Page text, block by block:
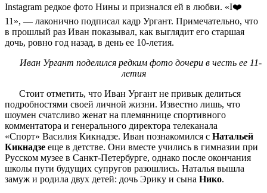
Instagram редкое фото Нины и признался ей в любви. «I❤️
11», — лаконично подписал кадр Ургант. Примечательно, что
в прошлый раз Иван показывал, как выглядит его старшая
дочь, ровно год назад, в день ее 10-летия.
Иван Ургант поделился редким фото дочери в честь ее 11-
летия
Стоит отметить, что Иван Ургант не привык делиться
подробностями своей личной жизни. Известно лишь, что
шоумен счатсливо женат на племяннице спортивного
комментатора и генерального директора телеканала
«Спорт» Василия Кикнадзе. Иван познакомился с Натальей
Кикнадзе еще в детстве. Они вместе учились в гимназии при
Русском музее в Санкт-Петербурге, однако после окончания
школы пути будущих супругов разошлись. Наталья вышла
замуж и родила двух детей: дочь Эрику и сына Нико.